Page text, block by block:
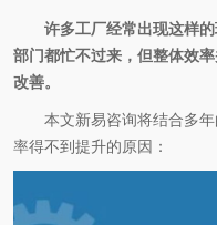
许多工厂经常出现这样
部门都忙不过来，但整体效
改善。
本文新易咨询将结合多
率得不到提升的原因：